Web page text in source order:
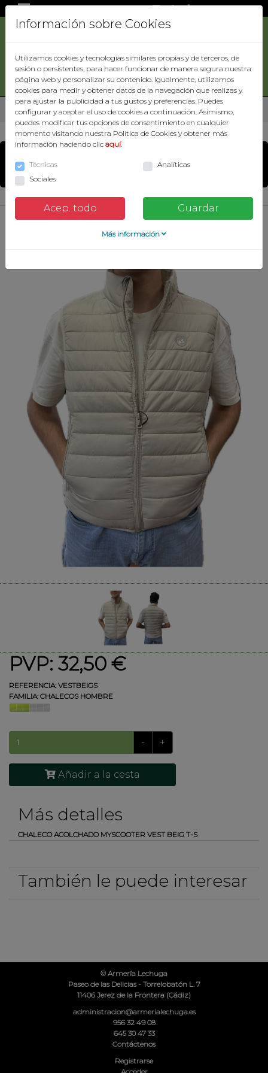
Información sobre Cookies
Utilizamos cookies y tecnologías similares propias y de terceros, de
sesión o persistentes, para hacer funcionar de manera segura nuestra
página web y personalizar su contenido. Igualmente, utilizamos
cookies para medir y obtener datos de la navegación que realizas y
para ajustar la publicidad a tus gustos y preferencias. Puedes
configurar y aceptar el uso de cookies a continuación. Asimismo,
puedes modificar tus opciones de consentimiento en cualquier
momento visitando nuestra Política de Cookies y obtener más
información haciendo clic aquí.
Técnicas
Analíticas
Sociales
Acep. todo Guardar
Más información
| | 0| Total:0,00€
DE
CAZA
ARMAS
ROPA
CARTUCHERIA
ZAPATERIA
CUERO
Términos
Contacto
Catálogo
Buscar
Inicio ROPA ROPA HOMBRE CHALECOS HOMBRE
CHALECO ACOLCHADO
MYSCOOTER VEST BEIG T-S
PVP: 32,50 €
REFERENCIA: VESTBEIGS
FAMILIA: CHALECOS HOMBRE
- +
Añadir a la cesta
Más detalles
CHALECO ACOLCHADO MYSCOOTER VEST BEIG T-S
También le puede interesar
© Armería Lechuga
Paseo de las Delicias - Torrelobatón L. 7
11406 Jerez de la Frontera (Cádiz)
administracion@armerialechuga.es
956 32 49 08
645 30 47 33
Contáctenos
Registrarse